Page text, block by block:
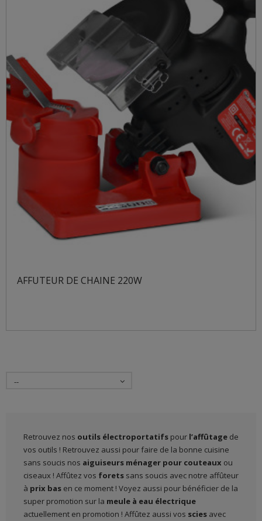
AFFUTEUR DE CHAINE 220W
--
Retrouvez nos outils électroportatifs pour l’affûtage de
vos outils ! Retrouvez aussi pour faire de la bonne cuisine
sans soucis nos aiguiseurs ménager pour couteaux ou
ciseaux ! Affûtez vos forets sans soucis avec notre affûteur
à prix bas en ce moment ! Voyez aussi pour bénéficier de la
super promotion sur la meule à eau électrique
actuellement en promotion ! Affûtez aussi vos scies avec